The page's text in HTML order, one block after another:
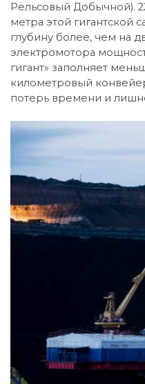
Рельсовый Добычной).
метра этой гигантской
глубину более, чем на
электромотора
гигант» заполняет
километровый
потерь времени и